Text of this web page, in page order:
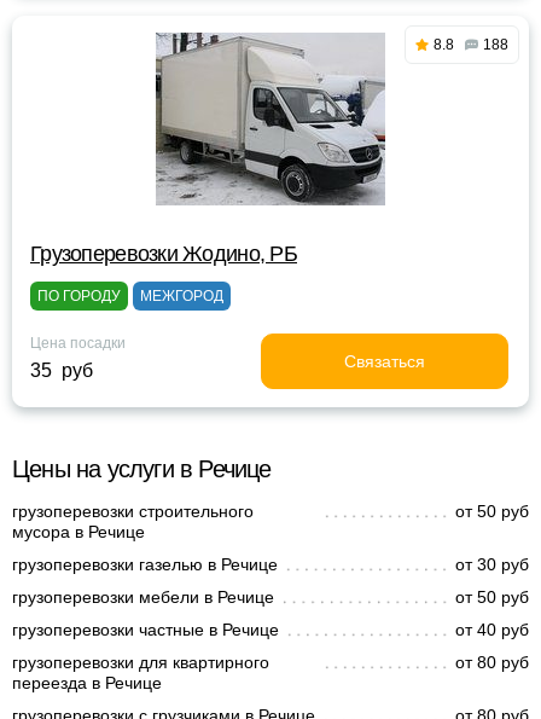
8.8 188
Грузоперевозки Жодино, РБ
ПО ГОРОДУ МЕЖГОРОД
Цена посадки
35 руб Связаться
Цены на услуги в Речице
грузоперевозки строительного
мусора в Речице
от 50 руб
грузоперевозки газелью в Речице
от 30 руб
грузоперевозки мебели в Речице
от 50 руб
грузоперевозки частные в Речице
от 40 руб
грузоперевозки для квартирного
переезда в Речице
от 80 руб